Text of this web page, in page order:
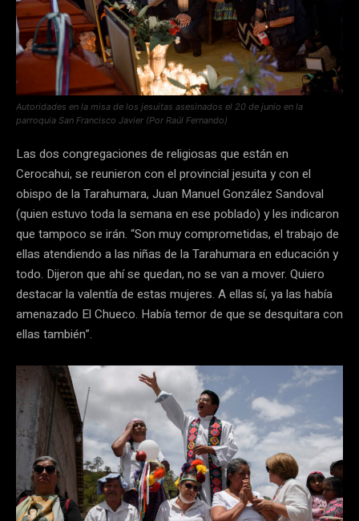
Autoridades en la misa de los jesuitas asesinados el 20 de junio en la
parroquia San Francisco Javier (Por Raúl Fernando)
Las dos congregaciones de religiosas que están en
Cerocahui, se reunieron con el provincial jesuita y con el
obispo de la Tarahumara, Juan Manuel González Sandoval
(quien estuvo toda la semana en ese poblado) y les indicaron
que tampoco se irán. “Son muy comprometidas, el trabajo de
ellas atendiendo a las niñas de la Tarahumara en educación y
todo. Dijeron que ahí se quedan, no se van a mover. Quiero
destacar la valentía de estas mujeres. A ellas sí, ya las había
amenazado El Chueco. Había temor de que se desquitara con
ellas también”.